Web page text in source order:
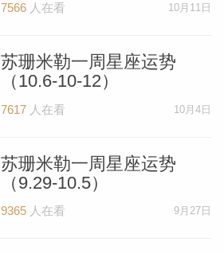
7566人在看 10月11日
苏珊米勒一周星座运势
（10.6-10-12）
7617人在看 10月4日
苏珊米勒一周星座运势
（9.29-10.5）
9365人在看 9月27日